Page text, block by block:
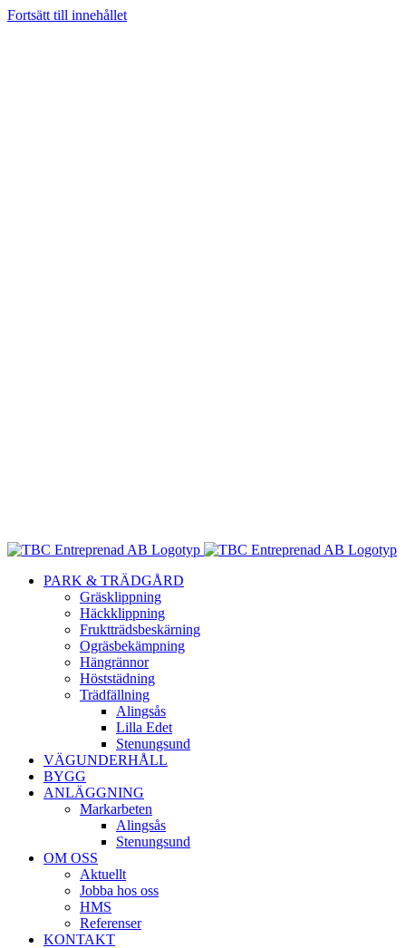
Fortsätt till innehållet
PARK & TRÄDGÅRD
Gräsklippning
Häckklippning
Fruktträdsbeskärning
Ogräsbekämpning
Hängrännor
Höststädning
Trädfällning
Alingsås
Lilla Edet
Stenungsund
VÄGUNDERHÅLL
BYGG
ANLÄGGNING
Markarbeten
Alingsås
Stenungsund
OM OSS
Aktuellt
Jobba hos oss
HMS
Referenser
KONTAKT